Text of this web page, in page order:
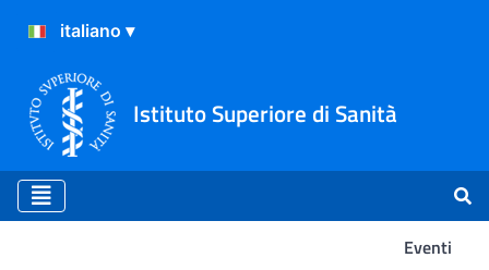
Istituto Superiore di Sanità
Eventi